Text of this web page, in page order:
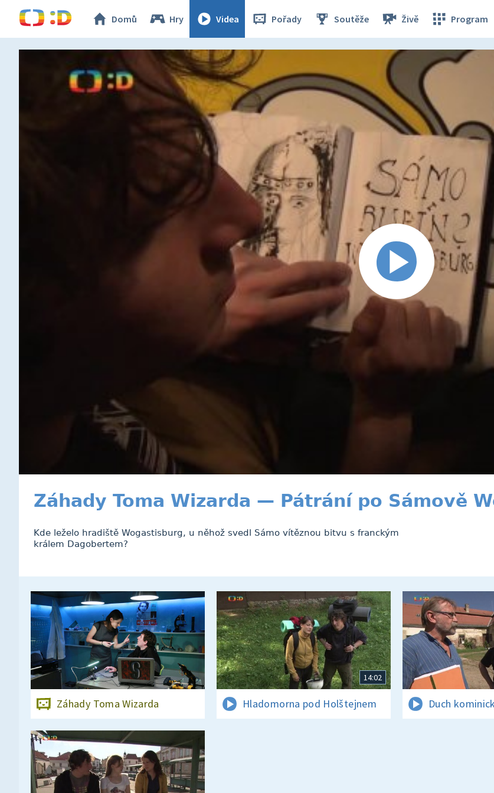
Domů Hry Videa Pořady Soutěže Živě Program
Záhady Toma Wizarda — Pátrání po Sámově
Kde leželo hradiště Wogastisburg, u něhož svedl Sámo vítěznou bitvu s franckým
králem Dagobertem?
Záhady Toma Wizarda
14:02
Hladomorna pod Holštejnem Duch